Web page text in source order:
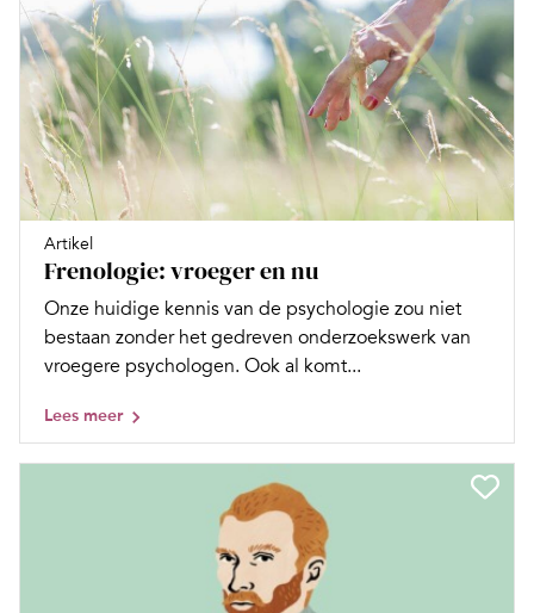
Artikel
Frenologie: vroeger en nu
Onze huidige kennis van de psychologie zou niet
bestaan zonder het gedreven onderzoekswerk van
vroegere psychologen. Ook al komt...
Lees meer